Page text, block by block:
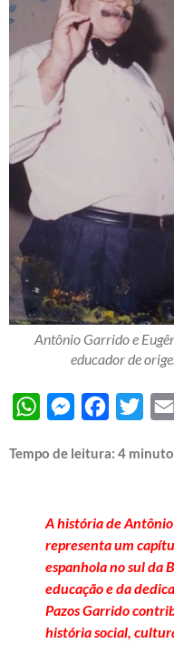
Antônio Garrido e
educador de
WhatsAppMessengerFacebook
Tempo de leitura: 4
A história de
representa um
espanhola no sul da
educação e da
Pazos Garrido
história social,